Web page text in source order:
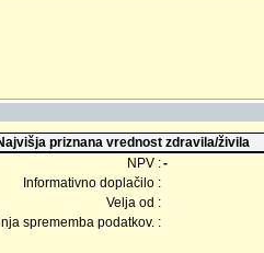
priznana vrednost zdravila/živila
NPV :-
Informativno doplačilo :
Velja od :
sprememba podatkov. :